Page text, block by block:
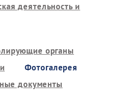
деятельность и
органы
Фотогалерея
документы